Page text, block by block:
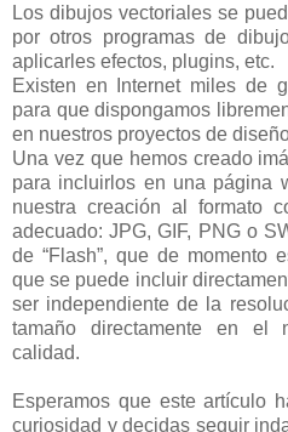
Los dibujos vectoriales se
por otros programas de
aplicarles efectos, plugins, etc.
Existen en Internet miles de
para que dispongamos
en nuestros proyectos de
Una vez que hemos creado
para incluirlos en una página
nuestra creación al formato
adecuado: JPG, GIF, PNG o
de “Flash”, que de momento
que se puede incluir
ser independiente de la
tamaño directamente en el
calidad.
Esperamos que este artículo
curiosidad y decidas seguir